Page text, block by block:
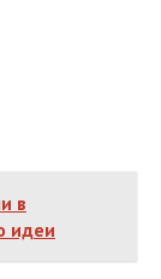
в
идеи